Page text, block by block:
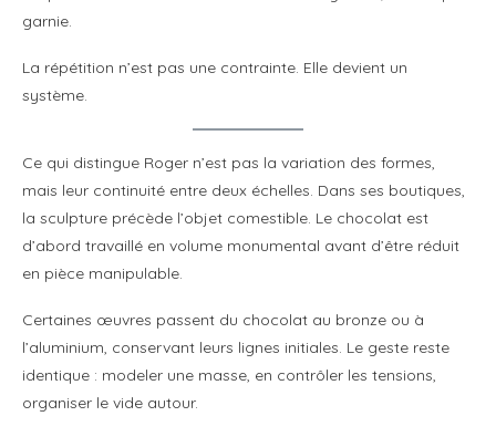
garnie.
La répétition n’est pas une contrainte. Elle devient un
système.
Ce qui distingue Roger n’est pas la variation des formes,
mais leur continuité entre deux échelles. Dans ses boutiques,
la sculpture précède l’objet comestible. Le chocolat est
d’abord travaillé en volume monumental avant d’être réduit
en pièce manipulable.
Certaines œuvres passent du chocolat au bronze ou à
l’aluminium, conservant leurs lignes initiales. Le geste reste
identique : modeler une masse, en contrôler les tensions,
organiser le vide autour.